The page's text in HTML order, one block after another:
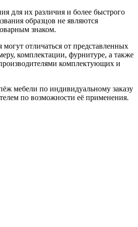
для их различия и более быстрого
образцов не являются
знаком.
отличаться от представленных
комплектации, фурнитуре, а также
комплектующих и
мебели по индивидуальному заказу
по возможности её применения.